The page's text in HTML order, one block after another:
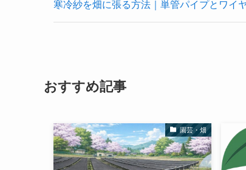
寒冷紗を畑に張る方法｜単管パイプとワ
おすすめ記事
園芸・畑